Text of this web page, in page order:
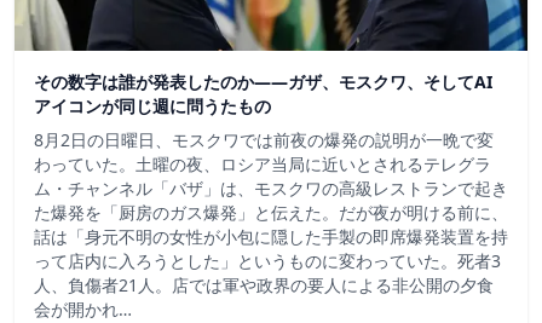
その数字は誰が発表したのか——ガザ、モスクワ、そしてAI
アイコンが同じ週に問うたもの
8月2日の日曜日、モスクワでは前夜の爆発の説明が一晩で変
わっていた。土曜の夜、ロシア当局に近いとされるテレグラ
ム・チャンネル「バザ」は、モスクワの高級レストランで起き
た爆発を「厨房のガス爆発」と伝えた。だが夜が明ける前に、
話は「身元不明の女性が小包に隠した手製の即席爆発装置を持
って店内に入ろうとした」というものに変わっていた。死者3
人、負傷者21人。店では軍や政界の要人による非公開の夕食
会が開かれ…